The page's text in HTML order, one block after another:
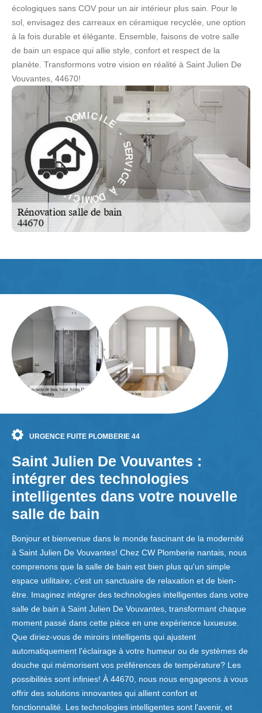
écologiques sans COV pour un air intérieur plus sain. Pour le
sol, envisagez des carreaux en céramique recyclée, une option
à la fois durable et élégante. Ensemble, faisons de votre salle
de bain un espace qui allie style, confort et respect de la
planète. Transformons votre vision en réalité à Saint Julien De
Vouvantes, 44670!
S
E
R
V
I
E
DOMICILE -
SE
R
V
I
C
E
À
D
O
M
I
C
I
L
E
-
URGENCE FUITE PLOMBERIE 44
Saint Julien De Vouvantes :
intégrer des technologies
intelligentes dans votre nouvelle
salle de bain
Bonjour et bienvenue dans le monde fascinant de la modernité
à Saint Julien De Vouvantes! Chez CW Plomberie nantais, nous
comprenons que la salle de bain est bien plus qu'un simple
espace utilitaire; c'est un sanctuaire de relaxation et de bien-
être. Imaginez intégrer des technologies intelligentes dans votre
salle de bain à Saint Julien De Vouvantes, transformant chaque
moment passé dans cette pièce en une expérience luxueuse.
Que diriez-vous de miroirs intelligents qui ajustent
automatiquement l'éclairage à votre humeur ou de systèmes de
douche qui mémorisent vos préférences de température? Les
possibilités sont infinies! À 44670, nous nous engageons à vous
offrir des solutions innovantes qui allient confort et
fonctionnalité. Les technologies intelligentes sont l'avenir, et